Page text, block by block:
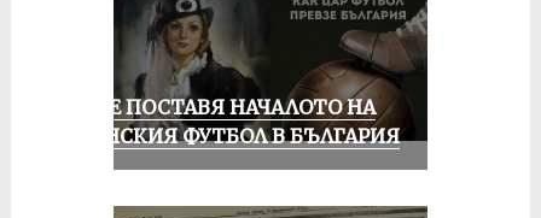
РУСЕ ПОСТАВЯ НАЧАЛОТО НА
ЖЕНСКИЯ ФУТБОЛ В БЪЛГАРИЯ